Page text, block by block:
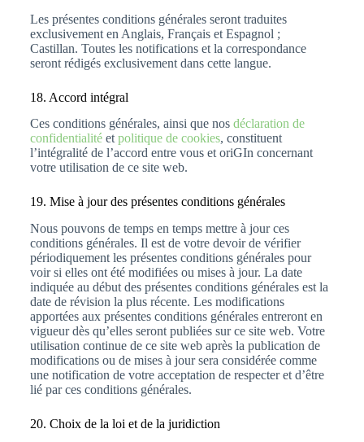
Les présentes conditions générales seront traduites
exclusivement en Anglais, Français et Espagnol ;
Castillan. Toutes les notifications et la correspondance
seront rédigés exclusivement dans cette langue.
18. Accord intégral
Ces conditions générales, ainsi que nos déclaration de
confidentialitéet politique de cookies, constituent
l’intégralité de l’accord entre vous et oriGIn concernant
votre utilisation de ce site web.
19. Mise à jour des présentes conditions générales
Nous pouvons de temps en temps mettre à jour ces
conditions générales. Il est de votre devoir de vérifier
périodiquement les présentes conditions générales pour
voir si elles ont été modifiées ou mises à jour. La date
indiquée au début des présentes conditions générales est la
date de révision la plus récente. Les modifications
apportées aux présentes conditions générales entreront en
vigueur dès qu’elles seront publiées sur ce site web. Votre
utilisation continue de ce site web après la publication de
modifications ou de mises à jour sera considérée comme
une notification de votre acceptation de respecter et d’être
lié par ces conditions générales.
20. Choix de la loi et de la juridiction